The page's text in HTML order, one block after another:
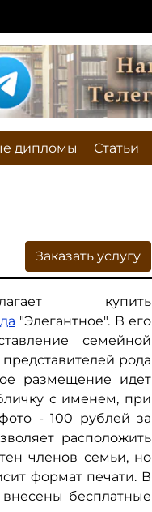
дипломы Статьи
Заказать услугу
купить
"Элегантное". В его
семейной
рода
размещение идет
с именем, при
- 100 рублей за
расположить
членов семьи, но
формат печати. В
внесены бесплатные